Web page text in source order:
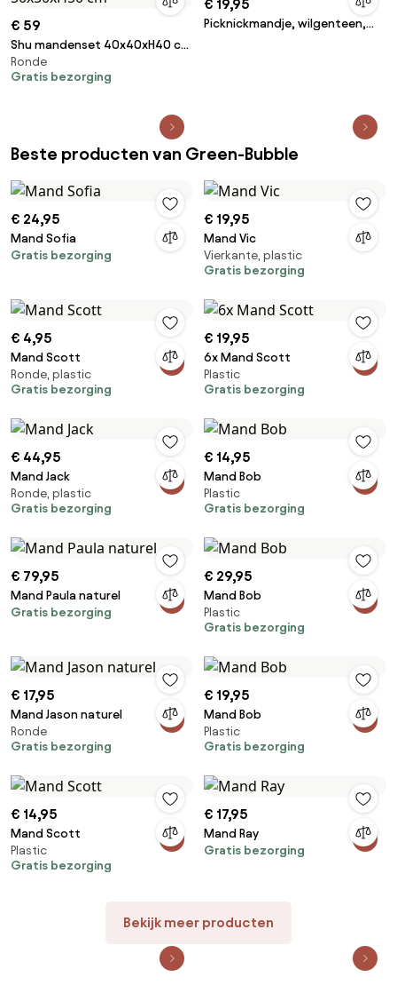
€ 59
Shu mandenset 40x40xH40 cm
en 50x50xH50 cm
Ronde
Gratis bezorging
€ 19,95
Picknickmandje, wilgenteen,
Beste producten van Green-Bubble
€ 24,95
Mand Sofia
Gratis bezorging
€ 19,95
Mand Vic
Vierkante, plastic
Gratis bezorging
€ 4,95
Mand Scott
Ronde, plastic
Gratis bezorging
€ 19,95
6x Mand Scott
Plastic
Gratis bezorging
€ 44,95
Mand Jack
Ronde, plastic
Gratis bezorging
€ 14,95
Mand Bob
Plastic
Gratis bezorging
€ 79,95
Mand Paula naturel
Gratis bezorging
€ 29,95
Mand Bob
Plastic
Gratis bezorging
€ 17,95
Mand Jason naturel
Ronde
Gratis bezorging
€ 19,95
Mand Bob
Plastic
Gratis bezorging
€ 14,95
Mand Scott
Plastic
Gratis bezorging
€ 17,95
Mand Ray
Gratis bezorging
Bekijk meer producten